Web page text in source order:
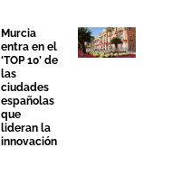
Murcia
entra en el
‘TOP 10’ de
las
ciudades
españolas
que
lideran la
innovación